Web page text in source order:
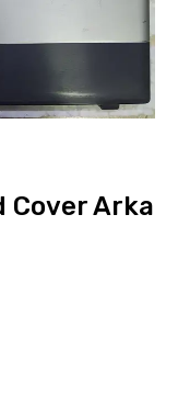
Cover Arka